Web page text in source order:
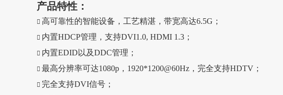
产品特性：
 高可靠性的智能设备，工艺精湛，带宽高达6.5G；
 内置HDCP管理，支持DVI1.0, HDMI 1.3；
 内置EDID以及DDC管理；
 最高分辨率可达1080p，1920*1200@60Hz，完全支持HDTV；
 完全支持DVI信号；